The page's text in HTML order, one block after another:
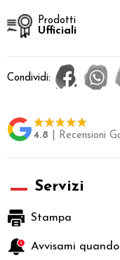
Prodotti
Ufficiali
Condividi:
4.8 | Recensioni
Servizi
Stampa
Avvisami